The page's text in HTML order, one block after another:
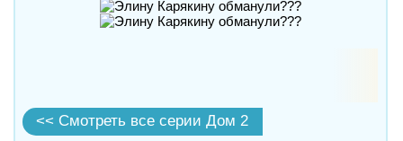
<< Смотреть все серии Дом 2